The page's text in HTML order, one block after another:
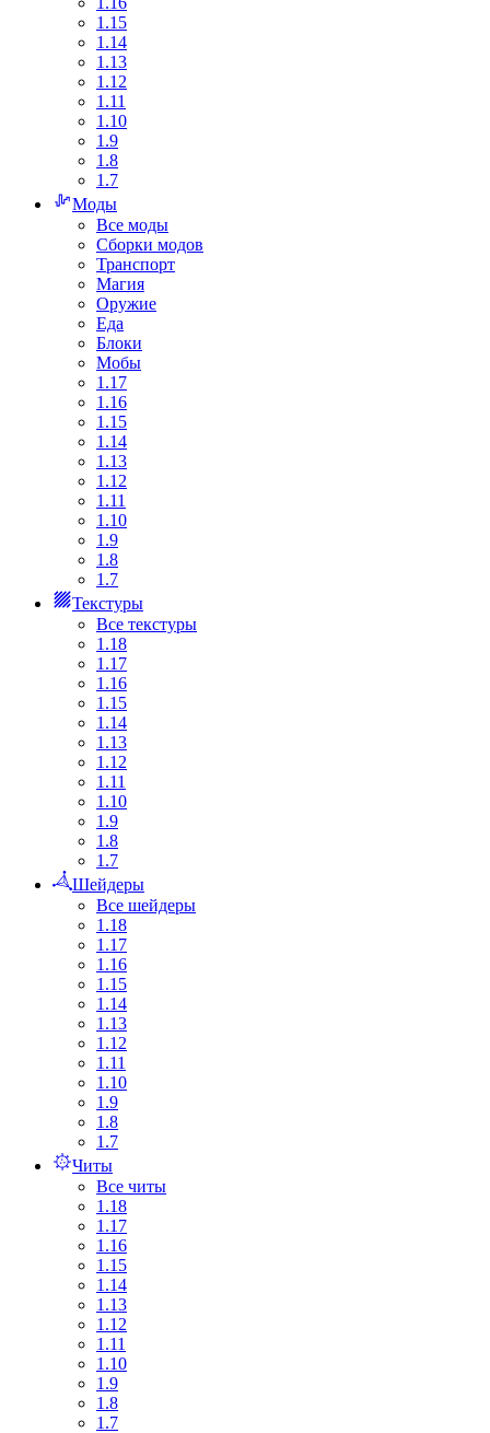
1.15
1.14
1.13
1.12
1.11
1.10
1.9
1.8
1.7
Моды
Все моды
Сборки модов
Транспорт
Магия
Оружие
Еда
Блоки
Мобы
1.17
1.16
1.15
1.14
1.13
1.12
1.11
1.10
1.9
1.8
1.7
Текстуры
Все текстуры
1.18
1.17
1.16
1.15
1.14
1.13
1.12
1.11
1.10
1.9
1.8
1.7
Шейдеры
Все шейдеры
1.18
1.17
1.16
1.15
1.14
1.13
1.12
1.11
1.10
1.9
1.8
1.7
Читы
Все читы
1.18
1.17
1.16
1.15
1.14
1.13
1.12
1.11
1.10
1.9
1.8
1.7